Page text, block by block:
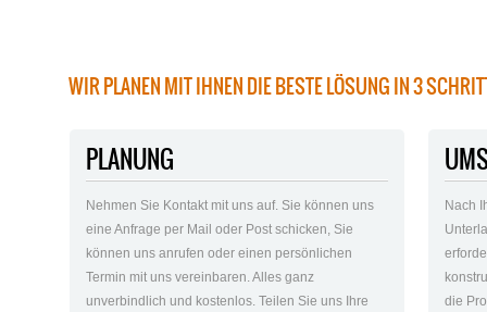
WIR PLANEN MIT IHNEN DIE BESTE LÖSUNG IN 3
PLANUNG
Nehmen Sie Kontakt mit uns auf. Sie können uns
eine Anfrage per Mail oder Post schicken, Sie
können uns anrufen oder einen persönlichen
Termin mit uns vereinbaren. Alles ganz
unverbindlich und kostenlos. Teilen Sie uns Ihre
Nach
die